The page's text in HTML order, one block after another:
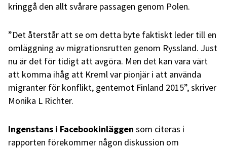
kringgå den allt svårare passagen genom Polen.
”Det återstår att se om detta byte faktiskt leder till en
omläggning av migrationsrutten genom Ryssland. Just
nu är det för tidigt att avgöra. Men det kan vara värt
att komma ihåg att Kreml var pionjär i att använda
migranter för konflikt, gentemot Finland 2015”, skriver
Monika L Richter.
Ingenstans i Facebookinläggen som citeras i
rapporten förekommer någon diskussion om